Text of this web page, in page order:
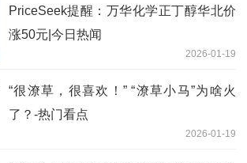
PriceSeek提醒：万华化学正丁醇华北价
涨50元|今日热闻
2026-01-19
“很潦草，很喜欢！” “潦草小马”为啥火
了？-热门看点
2026-01-19